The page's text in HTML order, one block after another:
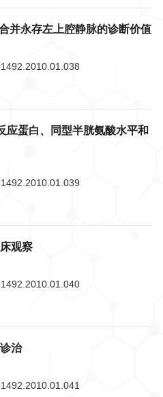
并永存左上腔静脉的诊断价值
应蛋白、同型半胱氨酸水平和
观察
治